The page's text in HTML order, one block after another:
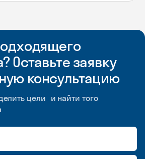
Оставьте заявку
консультацию
цели и найти того